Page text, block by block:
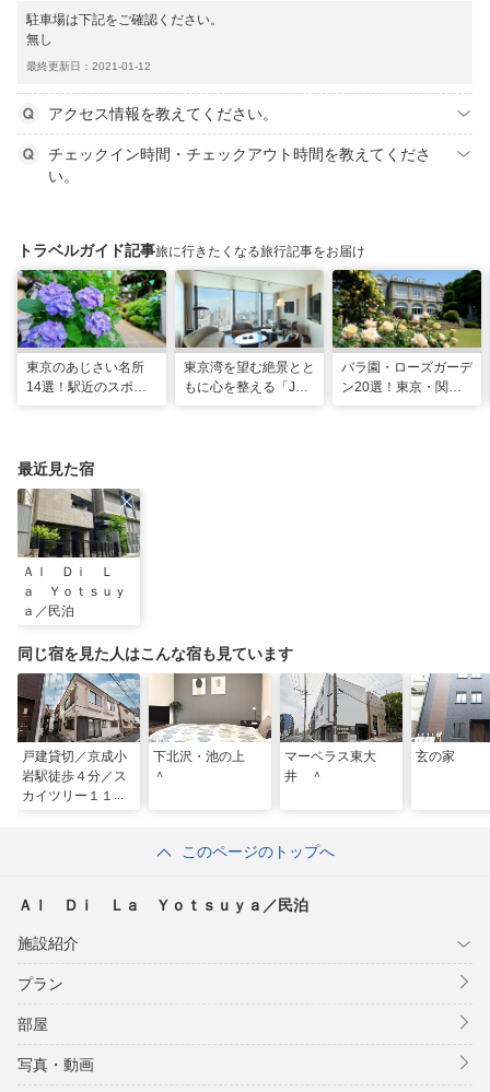
駐車場は下記をご確認ください。
無し
最終更新日：2021-01-12
アクセス情報を教えてください。
チェックイン時間・チェックアウト時間を教えてくださ
い。
トラベルガイド記事旅に行きたくなる旅行記事をお届け
東京のあじさい名所
14選！駅近のスポッ
東京湾を望む絶景とと
もに心を整える「JW
バラ園・ローズガーデ
ン20選！東京・関東
最近見た宿
Ａｌ Ｄｉ Ｌ
ａ Ｙｏｔｓｕｙ
ａ／民泊
同じ宿を見た人はこんな宿も見ています
戸建貸切／京成小
岩駅徒歩４分／ス
カイツリー１１
下北沢・池の上
＾
マーベラス東大
井 ＾
玄の家
このページのトップへ
Ａｌ Ｄｉ Ｌａ Ｙｏｔｓｕｙａ／民泊
施設紹介
プラン
部屋
写真・動画